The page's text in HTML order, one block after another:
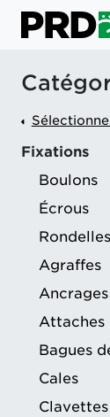
Fixations
Boulons
Écrous
Rondelles
Agraffes
Ancrages
Attaches
Bagues
Cales
Clavettes